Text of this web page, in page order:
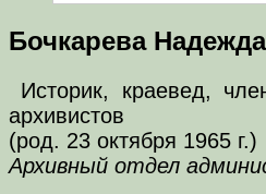
Бочкарева
Историк, краевед,
архивистов
(род. 23 октября 1965 г.)
Архивный отдел